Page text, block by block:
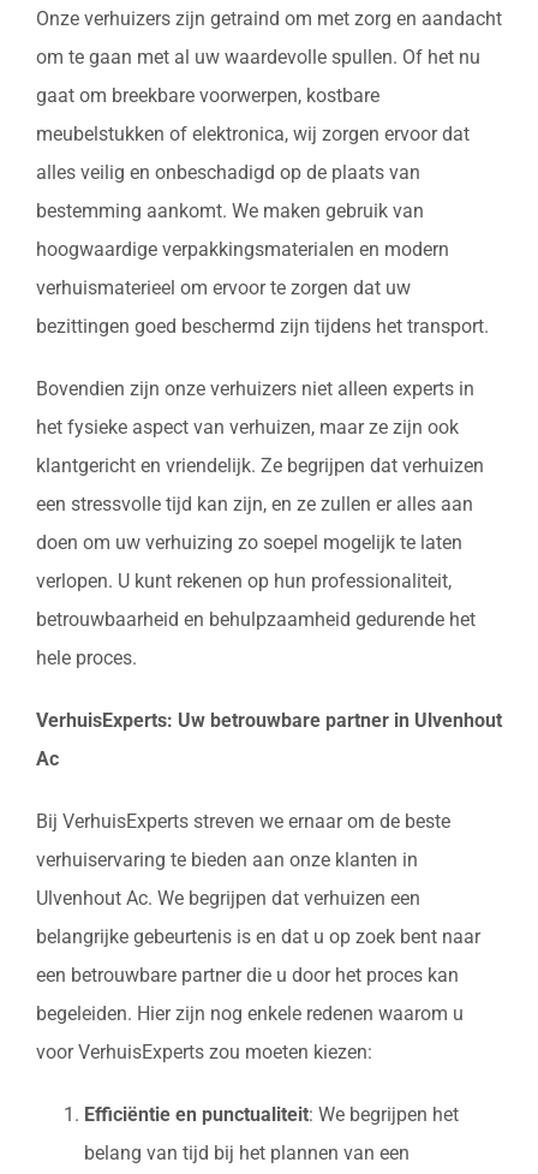
Onze verhuizers zijn getraind om met zorg en aandacht
om te gaan met al uw waardevolle spullen. Of het nu
gaat om breekbare voorwerpen, kostbare
meubelstukken of elektronica, wij zorgen ervoor dat
alles veilig en onbeschadigd op de plaats van
bestemming aankomt. We maken gebruik van
hoogwaardige verpakkingsmaterialen en modern
verhuismaterieel om ervoor te zorgen dat uw
bezittingen goed beschermd zijn tijdens het transport.
Bovendien zijn onze verhuizers niet alleen experts in
het fysieke aspect van verhuizen, maar ze zijn ook
klantgericht en vriendelijk. Ze begrijpen dat verhuizen
een stressvolle tijd kan zijn, en ze zullen er alles aan
doen om uw verhuizing zo soepel mogelijk te laten
verlopen. U kunt rekenen op hun professionaliteit,
betrouwbaarheid en behulpzaamheid gedurende het
hele proces.
VerhuisExperts: Uw betrouwbare partner in Ulvenhout
Ac
Bij VerhuisExperts streven we ernaar om de beste
verhuiservaring te bieden aan onze klanten in
Ulvenhout Ac. We begrijpen dat verhuizen een
belangrijke gebeurtenis is en dat u op zoek bent naar
een betrouwbare partner die u door het proces kan
begeleiden. Hier zijn nog enkele redenen waarom u
voor VerhuisExperts zou moeten kiezen:
Efficiëntie en punctualiteit: We begrijpen het
belang van tijd bij het plannen van een